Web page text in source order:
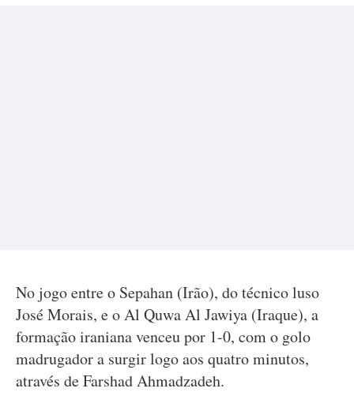
No jogo entre o Sepahan (Irão), do técnico luso
José Morais, e o Al Quwa Al Jawiya (Iraque), a
formação iraniana venceu por 1-0, com o golo
madrugador a surgir logo aos quatro minutos,
através de Farshad Ahmadzadeh.